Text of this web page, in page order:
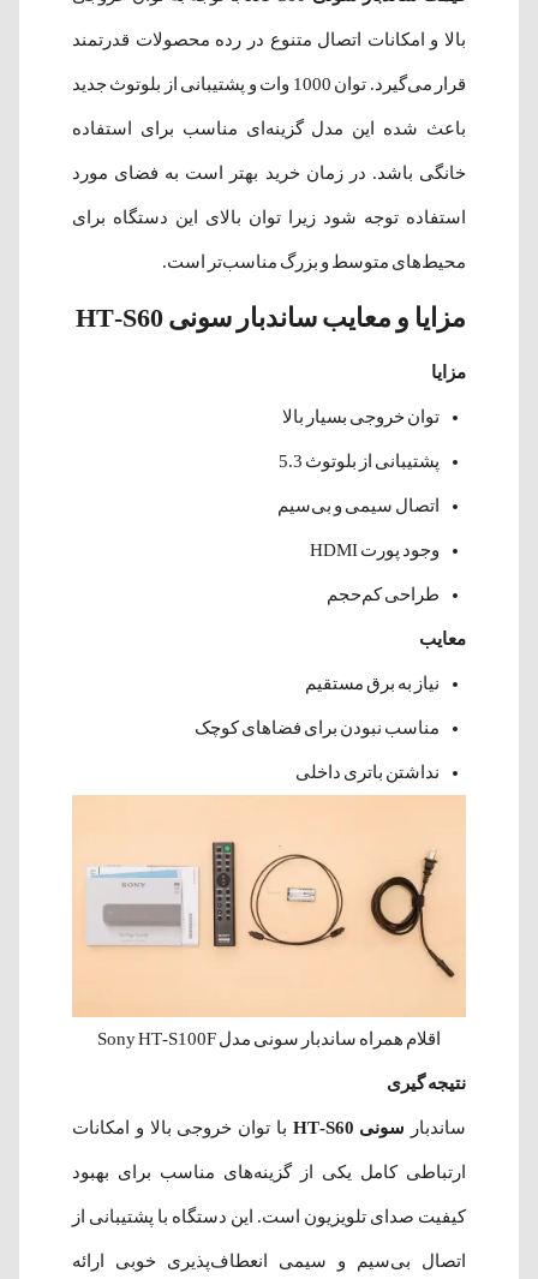
بالا و امکانات اتصال متنوع در رده محصولات قدرتمند
قرار می‌گیرد. توان 1000 وات و پشتیبانی از بلوتوث جدید
باعث شده این مدل گزینه‌ای مناسب برای استفاده
خانگی باشد. در زمان خرید بهتر است به فضای مورد
استفاده توجه شود زیرا توان بالای این دستگاه برای
محیط‌های متوسط و بزرگ مناسب‌تر است.
مزایا و معایب ساندبار سونی HT-S60
مزایا
توان خروجی بسیار بالا
پشتیبانی از بلوتوث 5.3
اتصال سیمی و بی‌سیم
وجود پورت HDMI
طراحی کم‌حجم
معایب
نیاز به برق مستقیم
مناسب نبودن برای فضاهای کوچک
نداشتن باتری داخلی
اقلام همراه ساندبار سونی مدل Sony HT-S100F
نتیجه گیری
ساندبار سونی HT-S60 با توان خروجی بالا و امکانات
ارتباطی کامل یکی از گزینه‌های مناسب برای بهبود
کیفیت صدای تلویزیون است. این دستگاه با پشتیبانی از
اتصال بی‌سیم و سیمی انعطاف‌پذیری خوبی ارائه